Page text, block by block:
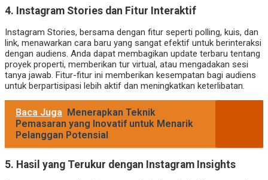
4. Instagram Stories dan Fitur Interaktif
Instagram Stories, bersama dengan fitur seperti polling, kuis, dan
link, menawarkan cara baru yang sangat efektif untuk berinteraksi
dengan audiens. Anda dapat membagikan update terbaru tentang
proyek properti, memberikan tur virtual, atau mengadakan sesi
tanya jawab. Fitur-fitur ini memberikan kesempatan bagi audiens
untuk berpartisipasi lebih aktif dan meningkatkan keterlibatan.
Baca Juga Menerapkan Teknik
Pemasaran yang Inovatif untuk Menarik
Pelanggan Potensial
5. Hasil yang Terukur dengan Instagram Insights